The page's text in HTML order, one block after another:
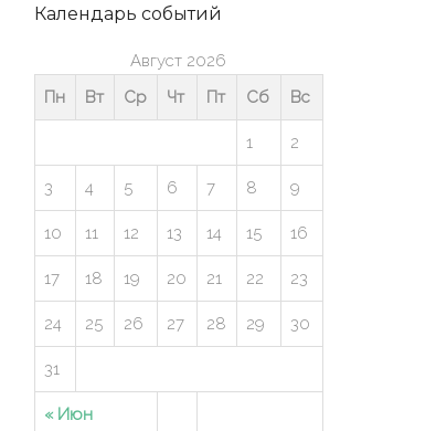
Календарь событий
Август 2026
Пн
Вт Ср Чт Пт Сб Вс
« Июн
1 2
3 4 5 6 7 8 9
10 11 12 13 14 15 16
17 18 19 20 21 22 23
24 25 26 27 28 29 30
31